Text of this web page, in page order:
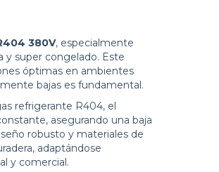
380V, especialmente
y super congelado. Este
óptimas en ambientes
bajas es fundamental.
refrigerante R404, el
asegurando una baja
robusto y materiales de
adaptándose
y comercial.